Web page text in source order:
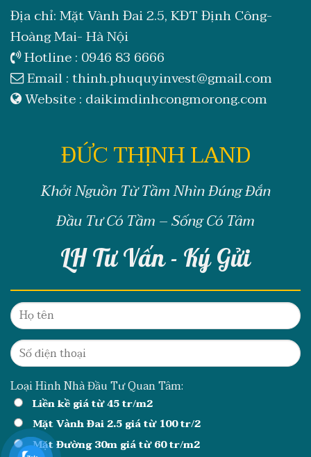
Địa chỉ: Mặt Vành Đai 2.5, KĐT Định Công-
Hoàng Mai- Hà Nội
Hotline : 0946 83 6666
Email :thinh.phuquyinvest@gmail.com
Website : daikimdinhcongmorong.com
ĐỨC THỊNH LAND
Khởi Nguồn Từ Tầm Nhìn Đúng Đắn
Đầu Tư Có Tầm – Sống Có Tâm
LH Tư Vấn - Ký Gửi
Loại Hình Nhà Đầu Tư Quan Tâm:
Liền kề giá từ 45 tr/m2
Mặt Vành Đai 2.5 giá từ 100 tr/2
Mặt Đường 30m giá từ 60 tr/m2